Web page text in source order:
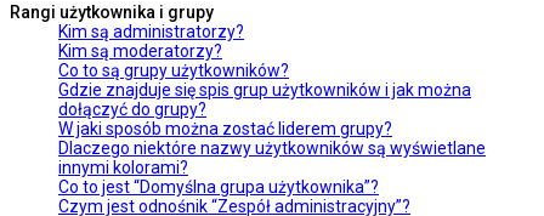
Rangi użytkownika i grupy
Kim są administratorzy?
Kim są moderatorzy?
Co to są grupy użytkowników?
Gdzie znajduje się spis grup użytkowników i jak można
dołączyć do grupy?
W jaki sposób można zostać liderem grupy?
Dlaczego niektóre nazwy użytkowników są wyświetlane
innymi kolorami?
Co to jest “Domyślna grupa użytkownika”?
Czym jest odnośnik “Zespół administracyjny”?